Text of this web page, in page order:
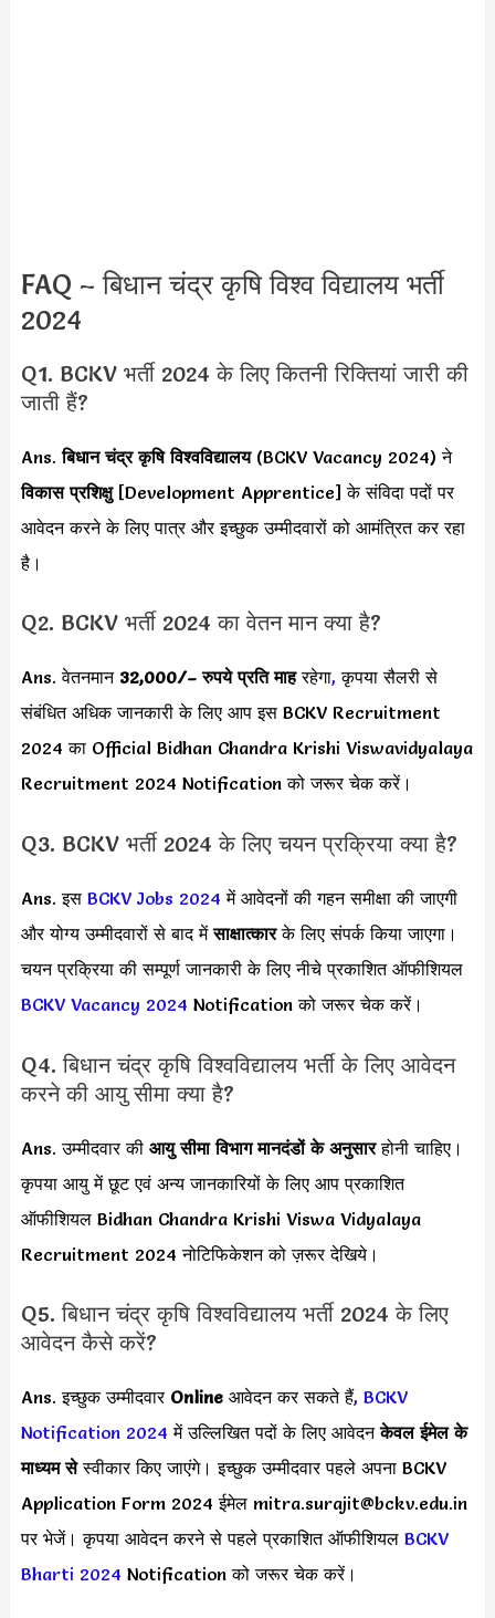
FAQ – बिधान चंद्र कृषि विश्व विद्यालय भर्ती
2024
Q1. BCKV भर्ती 2024 के लिए कितनी रिक्तियां जारी की
जाती हैं?
Ans.बिधान चंद्र कृषि विश्वविद्यालय (BCKV Vacancy 2024) ने
विकास प्रशिक्षु[Development Apprentice] के संविदा पदों पर
आवेदन करने के लिए पात्र और इच्छुक उम्मीदवारों को आमंत्रित कर रहा
है।
Q2. BCKV भर्ती 2024 का वेतन मान क्या है?
Ans. वेतनमान 32,000/– रुपये प्रति माहरहेगा, कृपया सैलरी से
संबंधित अधिक जानकारी के लिए आप इस BCKV Recruitment
2024 का Official Bidhan Chandra Krishi Viswavidyalaya
Recruitment 2024 Notification को जरूर चेक करें।
Q3. BCKV भर्ती 2024 के लिए चयन प्रक्रिया क्या है?
Ans. इस BCKV Jobs 2024 में आवेदनों की गहन समीक्षा की जाएगी
और योग्य उम्मीदवारों से बाद मेंसाक्षात्कारके लिए संपर्क किया जाएगा।
चयन प्रक्रिया की सम्पूर्ण जानकारी के लिए नीचे प्रकाशित ऑफीशियल
BCKV Vacancy 2024 Notification को जरूर चेक करें।
Q4. बिधान चंद्र कृषि विश्वविद्यालय भर्ती के लिए आवेदन
करने की आयु सीमा क्या है?
Ans. उम्मीदवार की आयु सीमा विभाग मानदंडों के अनुसारहोनी चाहिए।
कृपया आयु में छूट एवं अन्य जानकारियों के लिए आप प्रकाशित
ऑफीशियल Bidhan Chandra Krishi Viswa Vidyalaya
Recruitment 2024 नोटिफिकेशन को ज़रूर देखिये।
Q5. बिधान चंद्र कृषि विश्वविद्यालय भर्ती 2024 के लिए
आवेदन कैसे करें?
Ans. इच्छुक उम्मीदवार Online आवेदन कर सकते हैं, BCKV
Notification 2024 में उल्लिखित पदों के लिए आवेदनकेवल ईमेल के
माध्यम सेस्वीकार किए जाएंगे। इच्छुक उम्मीदवार पहले अपना BCKV
Application Form 2024 ईमेल mitra.surajit@bckv.edu.in
पर भेजें। कृपया आवेदन करने से पहले प्रकाशित ऑफीशियल BCKV
Bharti 2024 Notification को जरूर चेक करें।